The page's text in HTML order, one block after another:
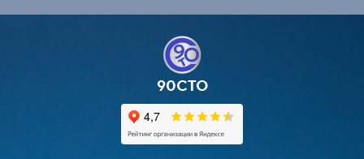
90СТО